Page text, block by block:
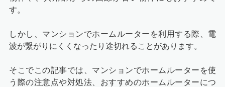
す。
しかし、マンションでホームルーターを利用する際、電
波が繋がりにくくなったり途切れることがあります。
そこでこの記事では、マンションでホームルーターを使
う際の注意点や対処法、おすすめのホームルーターにつ